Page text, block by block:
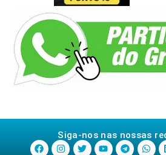
Siga-nos nas nossas